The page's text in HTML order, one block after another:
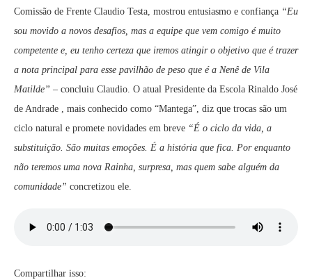
Comissão de Frente Claudio Testa, mostrou entusiasmo e confiança “Eu
sou movido a novos desafios, mas a equipe que vem comigo é muito
competente e, eu tenho certeza que iremos atingir o objetivo que é trazer
a nota principal para esse pavilhão de peso que é a Nenê de Vila
Matilde” – concluiu Claudio. O atual Presidente da Escola Rinaldo José
de Andrade , mais conhecido como “Mantega”, diz que trocas são um
ciclo natural e promete novidades em breve “É o ciclo da vida, a
substituição. São muitas emoções. É a história que fica. Por enquanto
não teremos uma nova Rainha, surpresa, mas quem sabe alguém da
comunidade” concretizou ele.​
Compartilhar isso: